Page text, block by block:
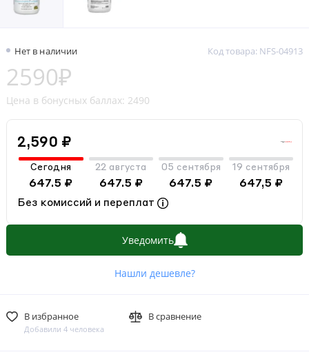
Нет в наличии Код товара: NFS-04913
2590₽
Цена в бонусных баллах: 2490
2,590 ₽
Сегодня
647.5 ₽
22 августа
647.5 ₽
05 сентября
647.5 ₽
19 сентября
647,5 ₽
Без комиссий и переплат
Уведомить
Нашли дешевле?
В избранное
Добавили 4 человека
В сравнение